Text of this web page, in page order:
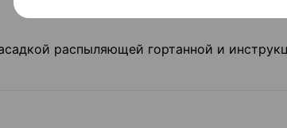
распыляющей гортанной и